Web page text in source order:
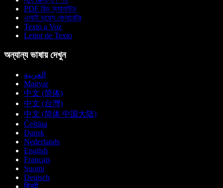
PDF রিড অ্যালাউড
এআই ভয়েস জেনারেটর
Texto a Voz
Leitor de Texto
অন্যান্য ভাষায় দেখুন
العربية
Magyar
中文 (简体)
中文 (台灣)
中文 (简体 中国大陆)
Čeština
Dansk
Nederlands
English
Français
Suomi
Deutsch
हिन्दी